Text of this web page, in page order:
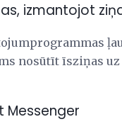
izmantojot
nosūtīt īsziņas
Messenger